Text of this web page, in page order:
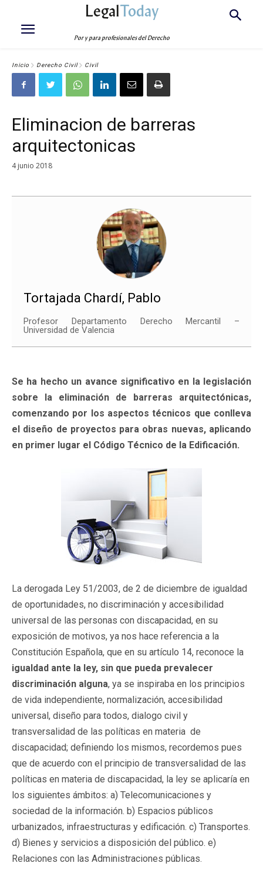
LegalToday
Por y para profesionales del Derecho
Inicio Derecho Civil Civil
Eliminacion de barreras
arquitectonicas
4 junio 2018
Tortajada Chardí, Pablo
Profesor Departamento Derecho Mercantil –
Universidad de Valencia
Se ha hecho un avance significativo en la legislación
sobre la eliminación de barreras arquitectónicas,
comenzando por los aspectos técnicos que conlleva
el diseño de proyectos para obras nuevas, aplicando
en primer lugar el Código Técnico de la Edificación.
La derogada Ley 51/2003, de 2 de diciembre de igualdad
de oportunidades, no discriminación y accesibilidad
universal de las personas con discapacidad, en su
exposición de motivos, ya nos hace referencia a la
Constitución Española, que en su artículo 14, reconoce la
igualdad ante la ley, sin que pueda prevalecer
discriminación alguna, ya se inspiraba en los principios
de vida independiente, normalización, accesibilidad
universal, diseño para todos, dialogo civil y
transversalidad de las políticas en materia de
discapacidad; definiendo los mismos, recordemos pues
que de acuerdo con el principio de transversalidad de las
políticas en materia de discapacidad, la ley se aplicaría en
los siguientes ámbitos: a) Telecomunicaciones y
sociedad de la información. b) Espacios públicos
urbanizados, infraestructuras y edificación. c) Transportes.
d) Bienes y servicios a disposición del público. e)
Relaciones con las Administraciones públicas.